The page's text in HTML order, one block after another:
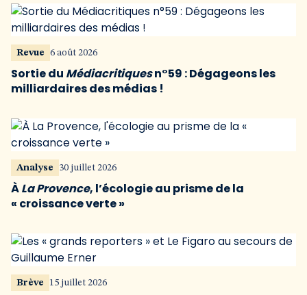
Revue 6 août 2026
Sortie du Médiacritiquesn°59 : Dégageons les
milliardaires des médias !
Analyse 30 juillet 2026
ÀLa Provence, l’écologie au prisme de la
« croissance verte »
Brève 15 juillet 2026